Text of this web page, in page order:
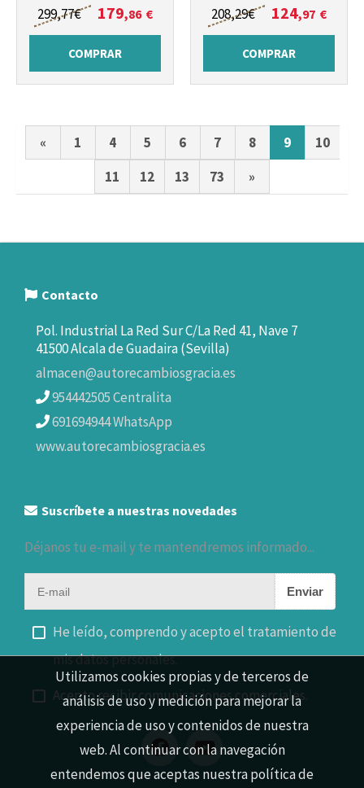
299,77€ 179,86 €
COMPRAR
208,29€ 124,97 €
COMPRAR
« 1 4 5 6 7 8 9
10
11
12 13 73 »
Contacto
Pol. Industrial La Red Sur C/La Red 41, Nave 7
41500 Alcala de Guadaira (Sevilla)
almacen@autorecambiosgracia.es
954442505 Centralita
691694944 WhatsApp
www.autorecambiosgracia.es
Suscríbete a nuestras novedades
Déjanos tu e-mail y te mantendremos informado...
Enviar
He leído, comprendo y acepto el tratamiento de
mis datos personales.
Acepto recibir comunicaciones comerciales.
Utilizamos cookies propias y de terceros de
análisis de uso y medición para mejorar la
experiencia de uso y contenidos de nuestra
web. Al continuar con la navegación
entendemos que aceptas nuestra política de